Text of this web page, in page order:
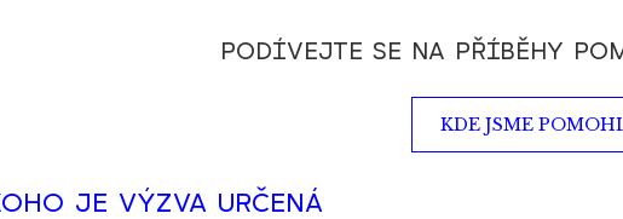
PODÍVEJTE SE NA PŘÍBĚHY
KDE JSME
JE VÝZVA URČENÁ